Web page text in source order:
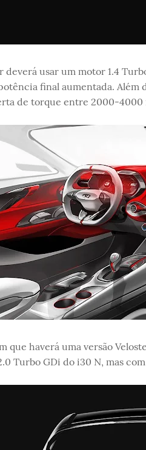
deverá usar um motor 1.4
final aumentada. Além
de torque entre 2000-4000
que haverá uma versão
Turbo GDi do i30 N, mas